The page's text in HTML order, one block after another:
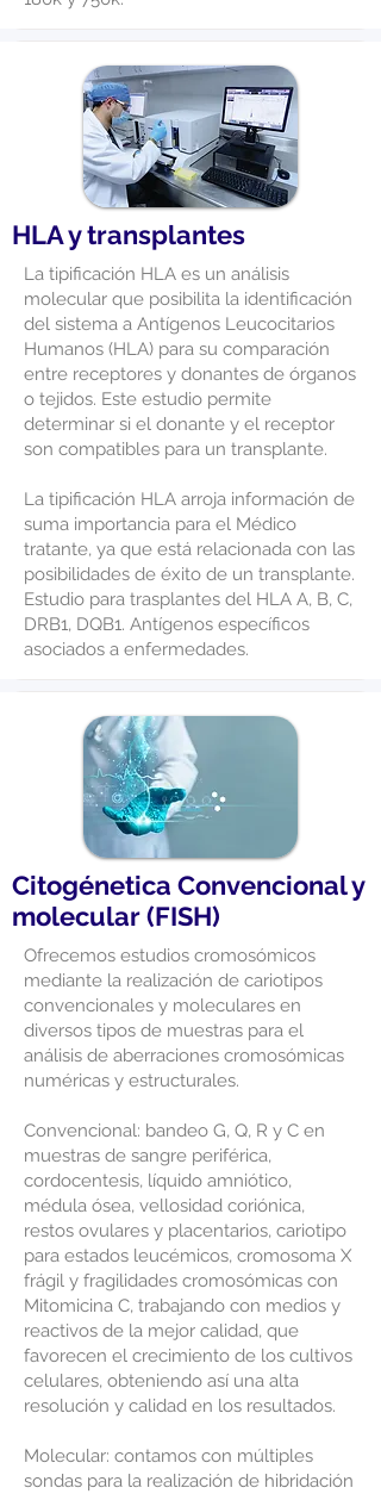
HLA y transplantes
La tipificación HLA es un análisis
molecular que posibilita la identificación
del sistema a Antígenos Leucocitarios
Humanos (HLA) para su comparación
entre receptores y donantes de órganos
o tejidos. Este estudio permite
determinar si el donante y el receptor
son compatibles para un transplante.
La tipificación HLA arroja información de
suma importancia para el Médico
tratante, ya que está relacionada con las
posibilidades de éxito de un transplante.
Estudio para trasplantes del HLA A, B, C,
DRB1, DQB1. Antígenos específicos
asociados a enfermedades.
Citogénetica Convencional y
molecular (FISH)
Ofrecemos estudios cromosómicos
mediante la realización de cariotipos
convencionales y moleculares en
diversos tipos de muestras para el
análisis de aberraciones cromosómicas
numéricas y estructurales.
Convencional: bandeo G, Q, R y C en
muestras de sangre periférica,
cordocentesis, líquido amniótico,
médula ósea, vellosidad coriónica,
restos ovulares y placentarios, cariotipo
para estados leucémicos, cromosoma X
frágil y fragilidades cromosómicas con
Mitomicina C, trabajando con medios y
reactivos de la mejor calidad, que
favorecen el crecimiento de los cultivos
celulares, obteniendo así una alta
resolución y calidad en los resultados.
Molecular: contamos con múltiples
sondas para la realización de hibridación